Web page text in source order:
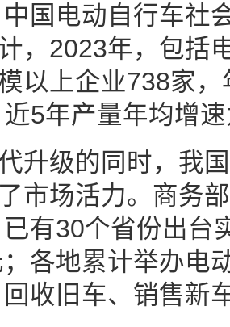
国电动自行车社
，2023年，包括
以上企业738家
5年产量年均增
升级的同时，我
市场活力。商务
有30个省份出台
各地累计举办电
收旧车、销售新